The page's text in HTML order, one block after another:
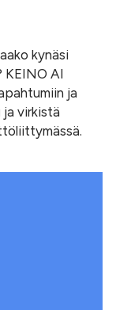
kynäsi
KEINO AI
ja
virkistä